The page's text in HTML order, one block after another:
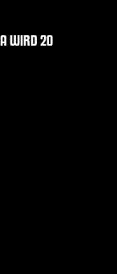
WIRD 20